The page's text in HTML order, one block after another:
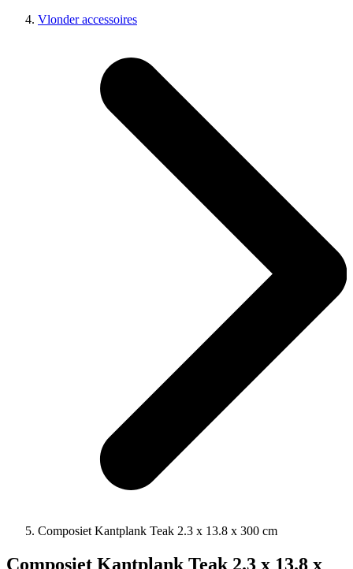
Vlonder accessoires
Composiet Kantplank Teak 2.3 x 13.8 x 300 cm
Composiet Kantplank Teak 2.3 x 13.8 x